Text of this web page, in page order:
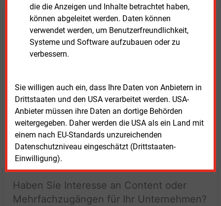
die die Anzeigen und Inhalte betrachtet haben,
können abgeleitet werden. Daten können
verwendet werden, um Benutzerfreundlichkeit,
Systeme und Software aufzubauen oder zu
verbessern.
Sie willigen auch ein, dass Ihre Daten von Anbietern in
Drittstaaten und den USA verarbeitet werden. USA-
Anbieter müssen ihre Daten an dortige Behörden
weitergegeben. Daher werden die USA als ein Land mit
einem nach EU-Standards unzureichenden
Datenschutzniveau eingeschätzt (Drittstaaten-
Einwilligung).
Login für Kunden
LOGIN
Haben Sie Interesse an Content oder
Mehrfachzugängen für Ihr Unternehmen?